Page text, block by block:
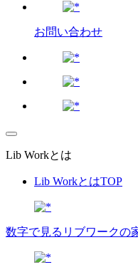
お問い合わせ
Lib Workとは
Lib WorkとはTOP
数字で⾒るリブワークの